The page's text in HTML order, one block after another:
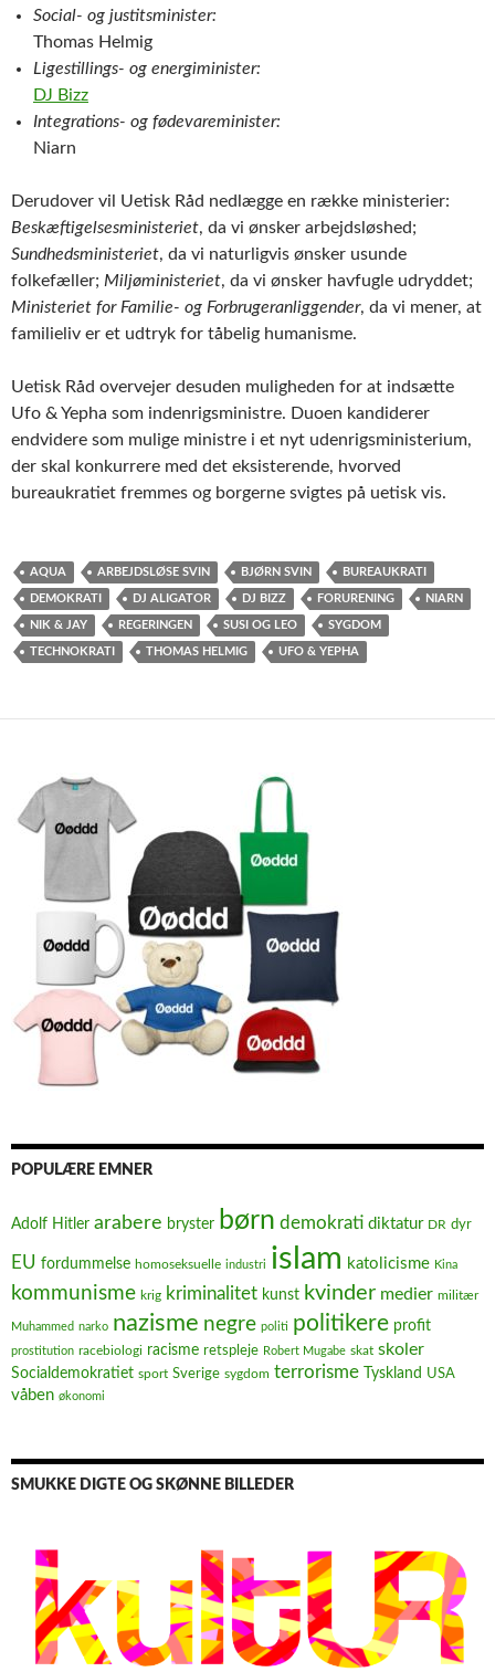
Social- og justitsminister:
Thomas Helmig
Ligestillings- og energiminister:
DJ Bizz
Integrations- og fødevareminister:
Niarn
Derudover vil Uetisk Råd nedlægge en række ministerier:
Beskæftigelsesministeriet, da vi ønsker arbejdsløshed;
Sundhedsministeriet, da vi naturligvis ønsker usunde
folkefæller; Miljøministeriet, da vi ønsker havfugle udryddet;
Ministeriet for Familie- og Forbrugeranliggender, da vi mener, at
familieliv er et udtryk for tåbelig humanisme.
Uetisk Råd overvejer desuden muligheden for at indsætte
Ufo & Yepha som indenrigsministre. Duoen kandiderer
endvidere som mulige ministre i et nyt udenrigsministerium,
der skal konkurrere med det eksisterende, hvorved
bureaukratiet fremmes og borgerne svigtes på uetisk vis.
AQUA ARBEJDSLØSE SVIN BJØRN SVIN BUREAUKRATI
DEMOKRATI DJ ALIGATOR DJ BIZZ FORURENING NIARN
NIK & JAY REGERINGEN SUSI OG LEO SYGDOM
TECHNOKRATI THOMAS HELMIG UFO & YEPHA
POPULÆRE EMNER
Adolf Hitler arabere bryster børn demokrati diktatur DR dyr
EU fordummelse homoseksuelle industri islam katolicisme Kina
kommunisme krig kriminalitet kunst kvinder medier militær
Muhammed narko nazisme negre politi politikere profit
prostitution racebiologi racisme retspleje Robert Mugabe skat skoler
Socialdemokratiet sport Sverige sygdom terrorisme Tyskland USA
våben økonomi
SMUKKE DIGTE OG SKØNNE BILLEDER